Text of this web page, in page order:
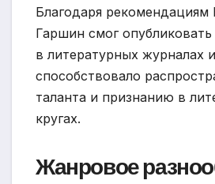
Благодаря рекомендациям
Гаршин смог
в литературных журналах
способствовало
таланта и признанию в
кругах.
Жанровое